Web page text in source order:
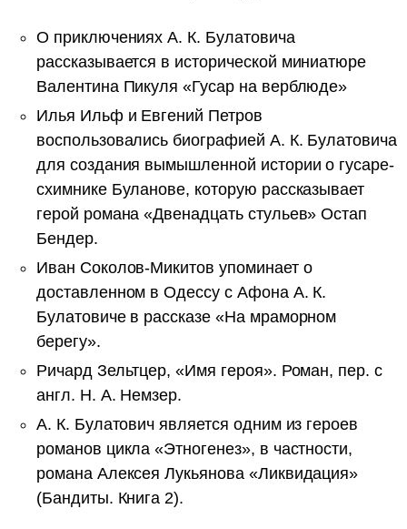
О приключениях А. К. Булатовича
рассказывается в исторической миниатюре
Валентина Пикуля «Гусар на верблюде»
Илья Ильф и Евгений Петров
воспользовались биографией А. К. Булатовича
для создания вымышленной истории о гусаре-
схимнике Буланове, которую рассказывает
герой романа «Двенадцать стульев» Остап
Бендер.
Иван Соколов-Микитов упоминает о
доставленном в Одессу с Афона А. К.
Булатовиче в рассказе «На мраморном
берегу».
Ричард Зельтцер, «Имя героя». Роман, пер. с
англ. Н. А. Немзер.
А. К. Булатович является одним из героев
романов цикла «Этногенез», в частности,
романа Алексея Лукьянова «Ликвидация»
(Бандиты. Книга 2).